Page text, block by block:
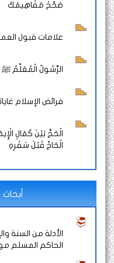
صَحِّحْ مَفَاهِيمَكَ
علامات قبول
الرَّسُولُ الْمُعَلِّمُ ﷺ
فرائض الإسلام
الْحَجُّ بَيْنَ كَمَالِ
الْحَاجِّ قَبْلَ سَفَرِهِ
الأدلة من السنة
الحاكم المسلم